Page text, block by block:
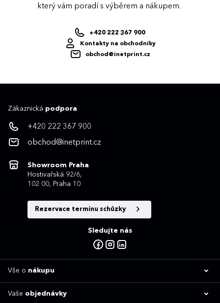
který vám poradí s výběrem a nákupem.
+420 222 367 900
Kontakty na obchodníky
obchod@inetprint.cz
Zákaznická podpora
+420 222 367 900
obchod@inetprint.cz
Showroom Praha
Hostivařská 92/6,
102 00, Praha 10
Rezervace termínu schůzky
Sledujte nás
Vše o nákupu
Vaše objednávky